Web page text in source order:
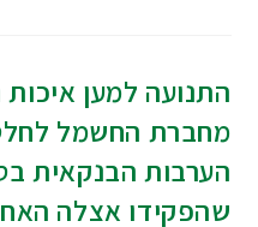
התנועה למען
מחברת החשמל
הערבות הבנקאית
שהפקידו אצלה